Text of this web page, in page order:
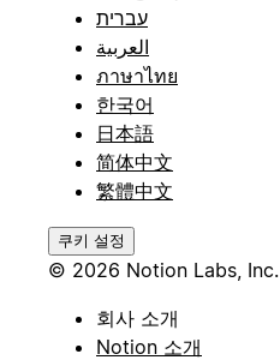
עברית
العربية
ภาษาไทย
한국어
日本語
简体中文
繁體中文
쿠키 설정
© 2026 Notion Labs, Inc.
회사 소개
Notion 소개